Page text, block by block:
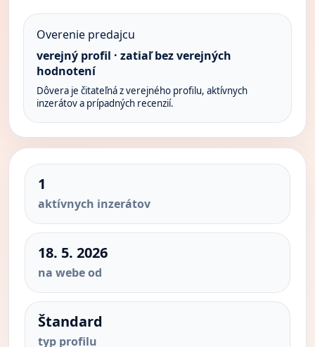
Overenie predajcu
verejný profil · zatiaľ bez verejných
hodnotení
Dôvera je čitateľná z verejného profilu, aktívnych
inzerátov a prípadných recenzií.
1
aktívnych inzerátov
18. 5. 2026
na webe od
Štandard
typ profilu